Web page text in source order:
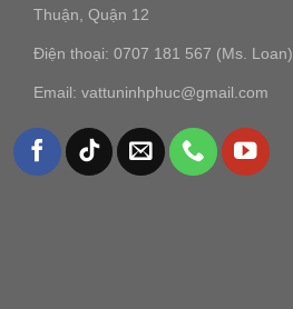
Thuận, Quận 12
Điện thoại: 0707 181 567 (Ms. Loan)
Email: vattuninhphuc@gmail.com